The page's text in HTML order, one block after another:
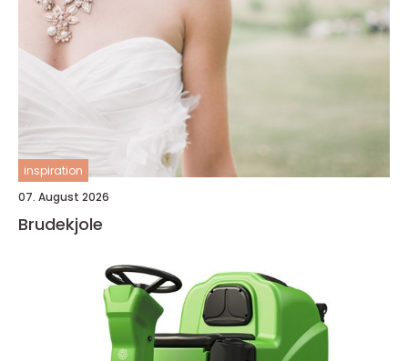
inspiration
07. August 2026
Brudekjole